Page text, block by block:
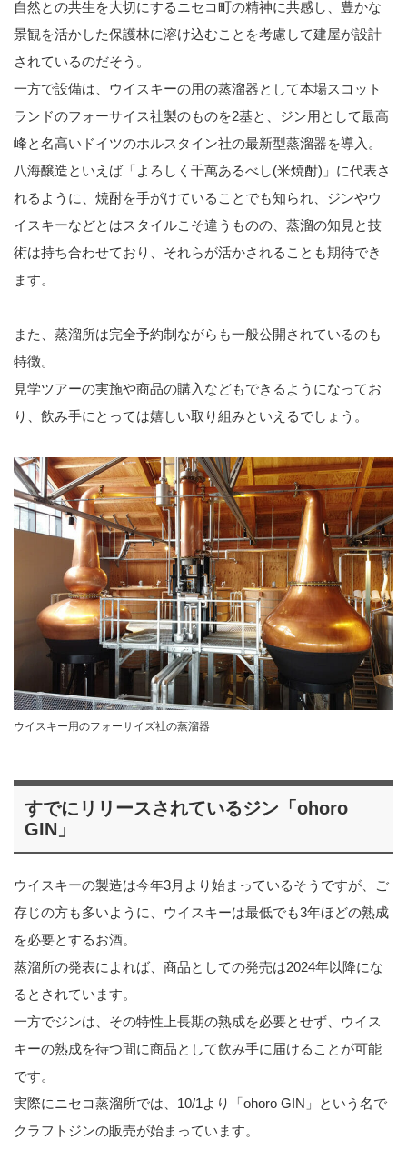
自然との共生を大切にするニセコ町の精神に共感し、豊かな
景観を活かした保護林に溶け込むことを考慮して建屋が設計
されているのだそう。
一方で設備は、ウイスキーの用の蒸溜器として本場スコット
ランドのフォーサイス社製のものを2基と、ジン用として最高
峰と名高いドイツのホルスタイン社の最新型蒸溜器を導入。
八海醸造といえば「よろしく千萬あるべし(米焼酎)」に代表さ
れるように、焼酎を手がけていることでも知られ、ジンやウ
イスキーなどとはスタイルこそ違うものの、蒸溜の知見と技
術は持ち合わせており、それらが活かされることも期待でき
ます。
また、蒸溜所は完全予約制ながらも一般公開されているのも
特徴。
見学ツアーの実施や商品の購入などもできるようになってお
り、飲み手にとっては嬉しい取り組みといえるでしょう。
ウイスキー用のフォーサイズ社の蒸溜器
すでにリリースされているジン「ohoro
GIN」
ウイスキーの製造は今年3月より始まっているそうですが、ご
存じの方も多いように、ウイスキーは最低でも3年ほどの熟成
を必要とするお酒。
蒸溜所の発表によれば、商品としての発売は2024年以降にな
るとされています。
一方でジンは、その特性上長期の熟成を必要とせず、ウイス
キーの熟成を待つ間に商品として飲み手に届けることが可能
です。
実際にニセコ蒸溜所では、10/1より「ohoro GIN」という名で
クラフトジンの販売が始まっています。